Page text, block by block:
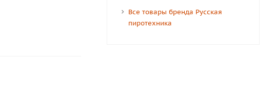
Все товары бренда Русская
пиротехника